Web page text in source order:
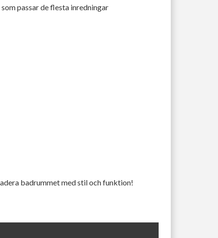
passar de flesta inredningar
badrummet med stil och funktion!